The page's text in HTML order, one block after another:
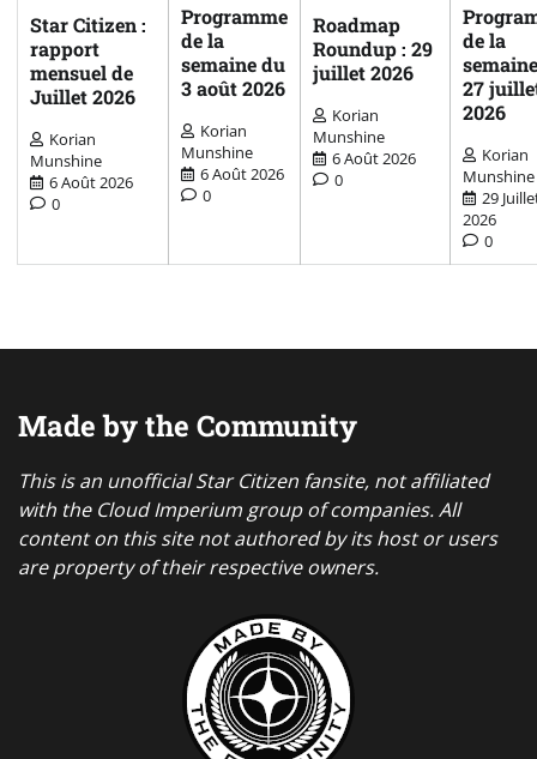
Star Citizen :
rapport
mensuel de
Juillet 2026
Korian
Munshine
6 Août 2026
0
Programme
de la
semaine du
3 août 2026
Korian
Munshine
6 Août 2026
0
Roadmap
Roundup : 29
juillet 2026
Korian
Munshine
6 Août 2026
0
de la
27
2026
Korian
Munshine
29
2026
0
Made by the Community
This is an unofficial Star Citizen fansite, not affiliated
with the Cloud Imperium group of companies. All
content on this site not authored by its host or users
are property of their respective owners.